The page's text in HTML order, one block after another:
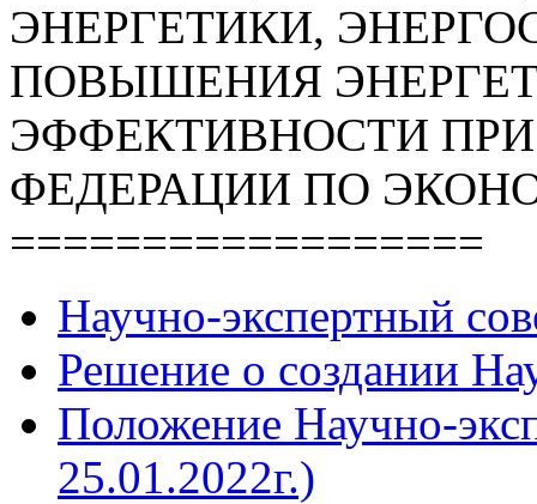
ЭНЕРГЕТИКИ,
ПОВЫШЕНИЯ
ЭФФЕКТИВНОСТИ
ФЕДЕРАЦИИ ПО
==================
Научно-экспертный
Решение о создании
Положение Научно-
25.01.2022г.)